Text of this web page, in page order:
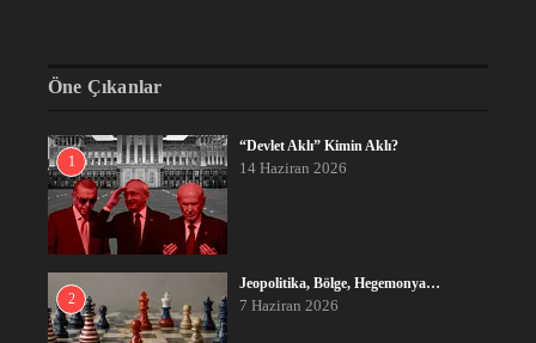
Öne Çıkanlar
1
“Devlet Aklı” Kimin Aklı?
14 Haziran 2026
2
Jeopolitika, Bölge, Hegemonya…
7 Haziran 2026